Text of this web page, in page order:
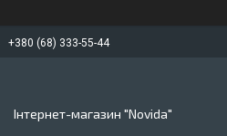
+380 (68) 333-55-44
Інтернет-магазин "Novida"